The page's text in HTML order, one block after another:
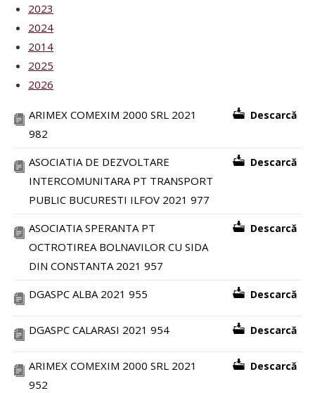
2023
2024
2014
2025
2026
ARIMEX COMEXIM 2000 SRL 2021
982
Descarcă
ASOCIATIA DE DEZVOLTARE
INTERCOMUNITARA PT TRANSPORT
PUBLIC BUCURESTI ILFOV 2021 977
Descarcă
ASOCIATIA SPERANTA PT
OCTROTIREA BOLNAVILOR CU SIDA
DIN CONSTANTA 2021 957
Descarcă
DGASPC ALBA 2021 955 Descarcă
DGASPC CALARASI 2021 954 Descarcă
ARIMEX COMEXIM 2000 SRL 2021
952
Descarcă